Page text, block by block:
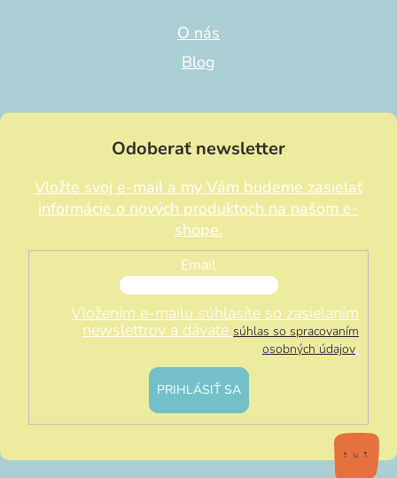
O nás
Blog
Odoberať newsletter
Vložte svoj e-mail a my Vám budeme zasielať
informácie o nových produktoch na našom e-
shope.
Email
Vložením e-mailu súhlasíte so zasielaním
newslettrov a dávate súhlas so spracovaním
osobných údajov.
PRIHLÁSIŤ SA